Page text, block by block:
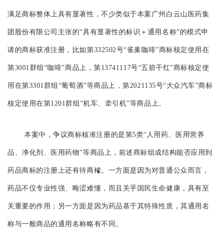
满足商标整体上具有显著性，不少类似于本案广州白云山医药集
团股份有限公司主张的“具有显著性的标识＋通用名称”的模式申
请的商标获准注册，比如第332502号“雀巢咖啡”商标核定使用在
第3001群组“咖啡”商品上，第13741117号“五箭干红”商标核定使
用在第3301群组“葡萄酒”等商品上，第2021135号“大众汽车”商标
核定使用在第1201群组“机车、牵引机”等商品上。
本案中，争议商标核准注册的是第5类“人用药、医用营养
品、净化剂、医用药物”等商品上，前述商标组成结构能否应用到
药品商标的注册上还有待商榷。一方面是因为对普通公众而言，
药品不仅专业性强、晦涩难懂，而且关乎国民生命健康，具有至
关重要的作用；另一方面是因为药品基于其特殊性质，其通用名
称与一般商品的通用名称略有不同。